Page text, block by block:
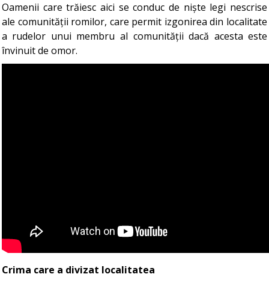
Oamenii care trăiesc aici se conduc de niște legi nescrise
ale comunității romilor, care permit izgonirea din localitate
a rudelor unui membru al comunității dacă acesta este
învinuit de omor.
Crima care a divizat localitatea